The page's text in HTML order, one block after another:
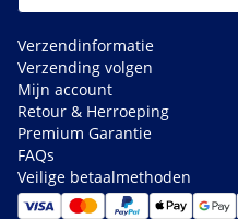
Verzendinformatie
Verzending volgen
Mijn account
Retour & Herroeping
Premium Garantie
FAQs
Veilige betaalmethoden